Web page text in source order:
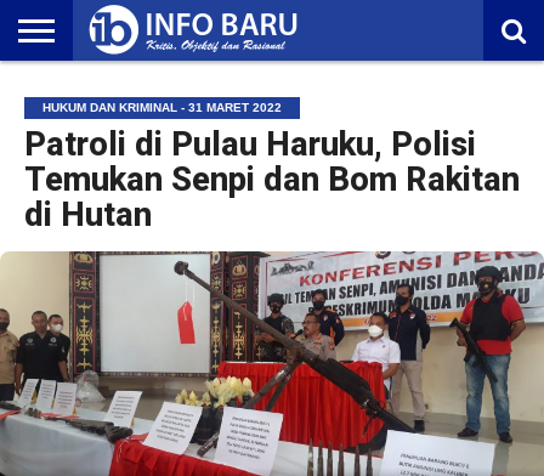
NASIONAL
AMBONIA
MALUKU
EKONOMI
POLITIK
OLAHRAGA
LIFESTYLE
REDAKSI
HUKUM DAN KRIMINAL - 31 MARET 2022
Patroli di Pulau Haruku, Polisi
Temukan Senpi dan Bom Rakitan
di Hutan